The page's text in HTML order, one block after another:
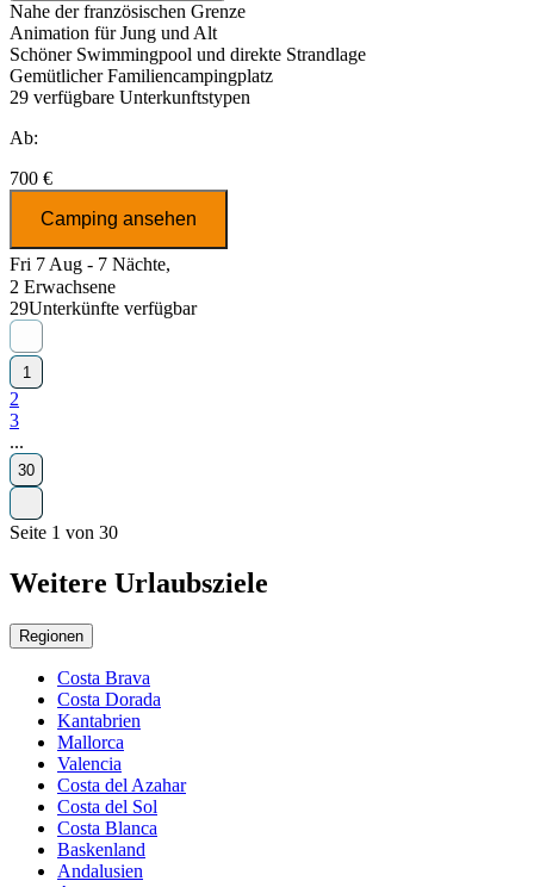
Nahe der französischen Grenze
Animation für Jung und Alt
Schöner Swimmingpool und direkte Strandlage
Gemütlicher Familiencampingplatz
29 verfügbare Unterkunftstypen
Ab:
700 €
Camping ansehen
Fri 7 Aug - 7 Nächte,
2 Erwachsene
29Unterkünfte verfügbar
1
2
3
...
30
Seite 1 von 30
Weitere Urlaubsziele
Regionen
Costa Brava
Costa Dorada
Kantabrien
Mallorca
Valencia
Costa del Azahar
Costa del Sol
Costa Blanca
Baskenland
Andalusien